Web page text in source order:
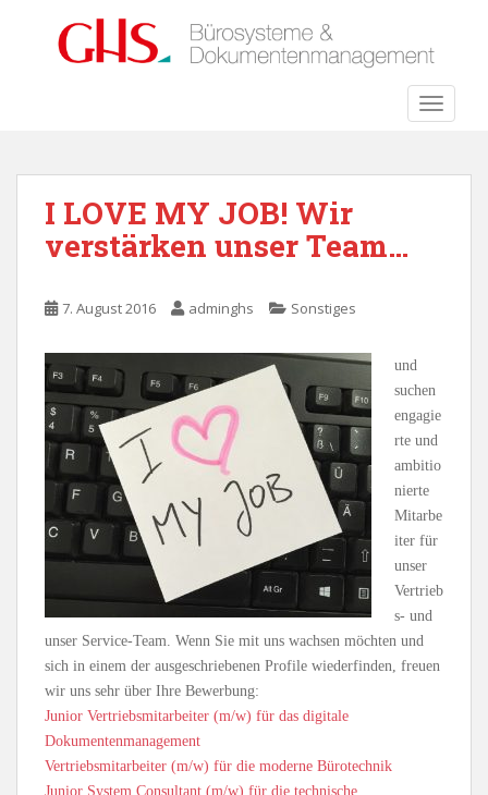
I LOVE MY JOB! Wir
verstärken unser Team…
7. August 2016 adminghs Sonstiges
und
suchen
engagie
rte und
ambitio
nierte
Mitarbe
iter für
unser
Vertrieb
s- und
unser Service-Team. Wenn Sie mit uns wachsen möchten und
sich in einem der ausgeschriebenen Profile wiederfinden, freuen
wir uns sehr über Ihre Bewerbung:
Junior Vertriebsmitarbeiter (m/w) für das digitale
Dokumentenmanagement
Vertriebsmitarbeiter (m/w) für die moderne Bürotechnik
Junior System Consultant (m/w) für die technische